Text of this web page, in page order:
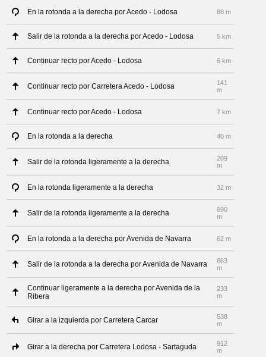
En la rotonda a la derecha por Acedo - Lodosa 88 m
Salir de la rotonda a la derecha por Acedo - Lodosa 5 km
Continuar recto por Acedo - Lodosa 6 km
Continuar recto por Carretera Acedo - Lodosa
141
m
Continuar recto por Acedo - Lodosa 7 km
En la rotonda a la derecha 40 m
Salir de la rotonda ligeramente a la derecha
209
m
En la rotonda ligeramente a la derecha 32 m
Salir de la rotonda ligeramente a la derecha
690
m
En la rotonda a la derecha por Avenida de Navarra 62 m
Salir de la rotonda a la derecha por Avenida de Navarra
863
m
Continuar ligeramente a la derecha por Avenida de la
Ribera
233
m
Girar a la izquierda por Carretera Carcar
538
m
Girar a la derecha por Carretera Lodosa - Sartaguda
912
m